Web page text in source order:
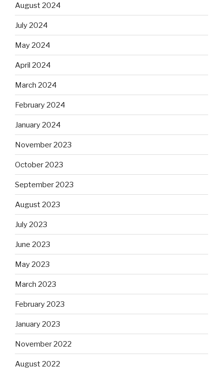
August 2024
July 2024
May 2024
April 2024
March 2024
February 2024
January 2024
November 2023
October 2023
September 2023
August 2023
July 2023
June 2023
May 2023
March 2023
February 2023
January 2023
November 2022
August 2022